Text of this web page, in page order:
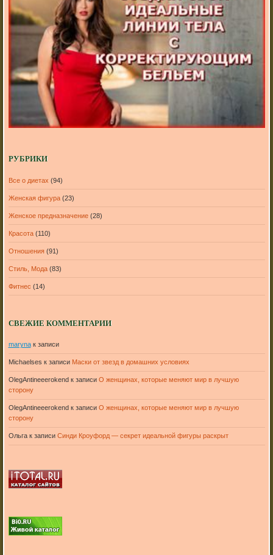
РУБРИКИ
Все о диетах (94)
Женская фигура(23)
Женское предназначение(28)
Красота(110)
Отношения(91)
Стиль, Мода(83)
Фитнес (14)
СВЕЖИЕ КОММЕНТАРИИ
marynaк записи
Michaelses к записи Маски от звезд в домашних условиях
OlegAntineeerokend к записи О женщинах, которые меняют мир в лучшую
сторону
OlegAntineeerokend к записи О женщинах, которые меняют мир в лучшую
сторону
Ольгак записи Синди Кроуфорд — секрет идеальной фигуры раскрыт